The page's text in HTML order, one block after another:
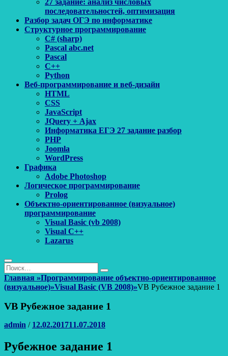
27 задание: анализ числовых
последовательностей, оптимизация
Разбор задач ОГЭ по информатике
Структурное программирование
C# (sharp)
Pascal abc.net
Pascal
С++
Python
Веб-программирование и веб-дизайн
HTML
CSS
JavaScript
JQuery + Ajax
Информатика ЕГЭ 27 задание разбор
PHP
Joomla
WordPress
Графика
Adobe Photoshop
Логическое программирование
Prolog
Объектно-ориентированное (визуальное)
программирование
Visual Basic (vb 2008)
Visual C++
Lazarus
Поиск
Найти:
Поиск
Главная »Программирование объектно-ориентированное
(визуальное)»Visual Basic (VB 2008)»VB Рубежное задание 1
VB Рубежное задание 1
Автор
admin / Опубликовано
12.02.201711.07.2018
Рубежное задание 1